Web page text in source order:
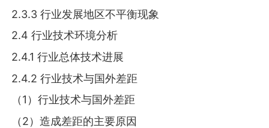
2.3.3 行业发展地区不平衡现象
2.4 行业技术环境分析
2.4.1 行业总体技术进展
2.4.2 行业技术与国外差距
（1）行业技术与国外差距
（2）造成差距的主要原因